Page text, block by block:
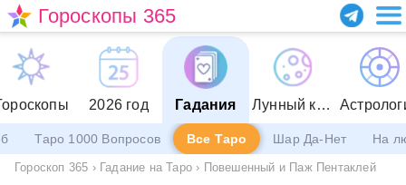
Гороскопы 365
2026 год Гадания Лунный календарь
Таро 1000 Вопросов Все Таро Шар Да-Нет На
Гороскоп 365 › Гадание на Таро › Повешенный и Паж Пентаклей